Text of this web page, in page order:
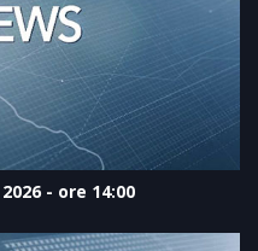
- ore 14:00